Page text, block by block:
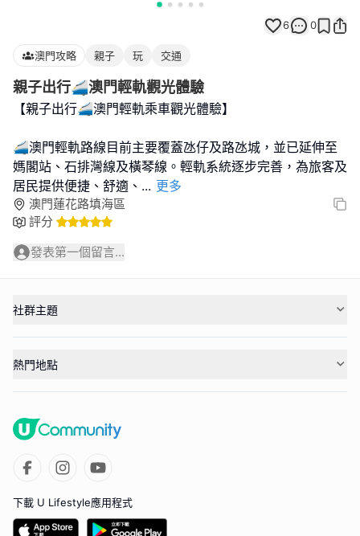
6 0
澳門攻略 親子 玩 交通
親子出行🚄澳門輕軌觀光體驗
【親子出行🚄澳門輕軌乘車觀光體驗】
🚄澳門輕軌路線目前主要覆蓋氹仔及路氹城，並已延伸至
媽閣站、石排灣線及橫琴線。輕軌系統逐步完善，為旅客及
居民提供便捷、舒適、 ... 更多
澳門蓮花路填海區
評分
發表第一個留言...
社群主題
熱門地點
下載 U Lifestyle應用程式